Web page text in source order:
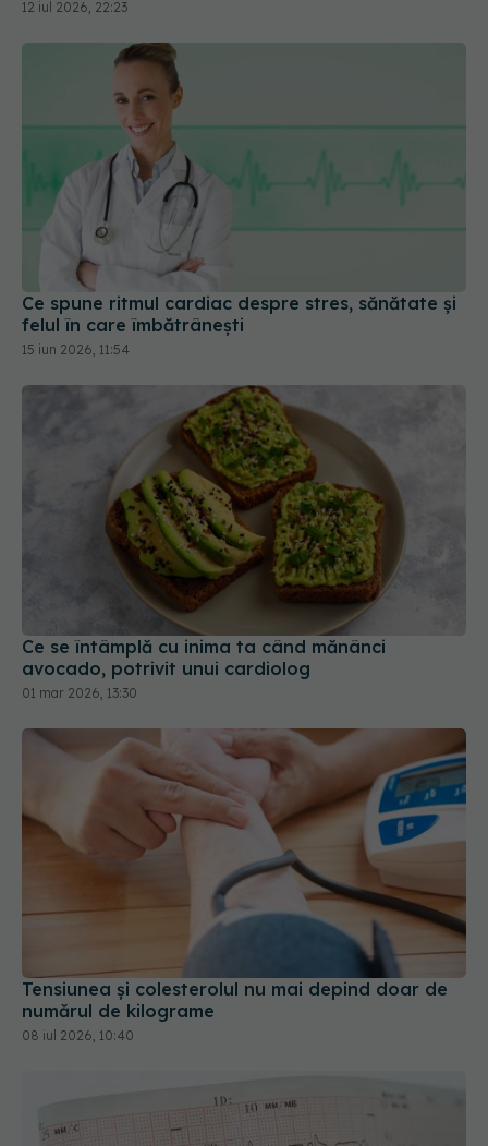
Ce spune ritmul cardiac despre stres, sănătate și
felul în care îmbătrânești
15 iun 2026, 11:54
Ce se întâmplă cu inima ta când mănânci
avocado, potrivit unui cardiolog
01 mar 2026, 13:30
Tensiunea și colesterolul nu mai depind doar de
numărul de kilograme
08 iul 2026, 10:40